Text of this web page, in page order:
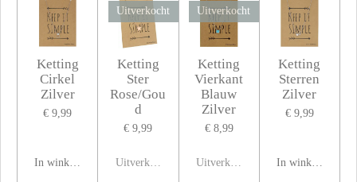
Ketting
Cirkel
Zilver
€ 9,99
In winkelwagen
Uitverkocht
Ketting
Ster
Rose/Gou
d
€ 9,99
Uitverkocht
Uitverkocht
Ketting
Vierkant
Blauw
Zilver
€ 8,99
Uitverkocht
Ketting
Sterren
Zilver
€ 9,99
In winkelwagen